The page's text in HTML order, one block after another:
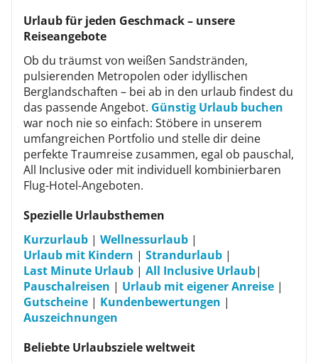
Urlaub für jeden Geschmack – unsere
Reiseangebote
Ob du träumst von weißen Sandstränden,
pulsierenden Metropolen oder idyllischen
Berglandschaften – bei ab in den urlaub findest du
das passende Angebot. Günstig Urlaub buchen
war noch nie so einfach: Stöbere in unserem
umfangreichen Portfolio und stelle dir deine
perfekte Traumreise zusammen, egal ob pauschal,
All Inclusive oder mit individuell kombinierbaren
Flug-Hotel-Angeboten.
Spezielle Urlaubsthemen
Kurzurlaub | Wellnessurlaub |
Urlaub mit Kindern | Strandurlaub |
Last Minute Urlaub | All Inclusive Urlaub|
Pauschalreisen | Urlaub mit eigener Anreise |
Gutscheine | Kundenbewertungen |
Auszeichnungen
Beliebte Urlaubsziele weltweit